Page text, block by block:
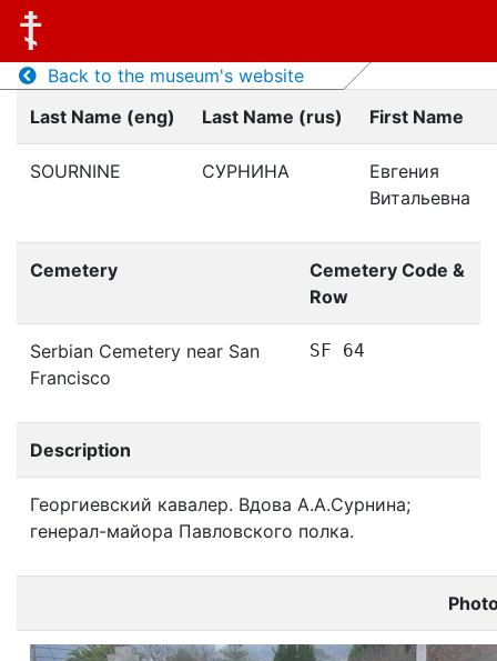
Back to the museum's website
Last Name (eng)
Last Name (rus) First Name
SOURNINE СУРНИНА
Евгения
Витальевна
Cemetery
Cemetery Code &
Row
Serbian Cemetery near San
Francisco
SF 64
Description
Георгиевский кавалер. Вдова А.А.Сурнина;
генерал-майора Павловского полка.